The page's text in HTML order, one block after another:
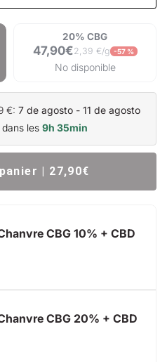
20% CBG
47,90€2,39 €/g -57 %
No disponible
€: 7 de agosto - 11 de agosto
dans les 9h 35min
| 27,90€
CBG 10% + CBD
CBG 20% + CBD